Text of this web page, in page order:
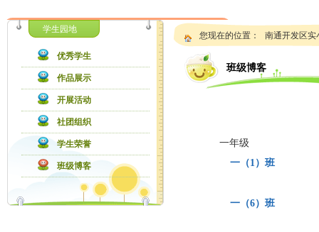
学生园地
优秀学生
作品展示
开展活动
社团组织
学生荣誉
班级博客
您现在的位置： 南通开发区实
班级博客
一年级
一（1）班
一（6）班